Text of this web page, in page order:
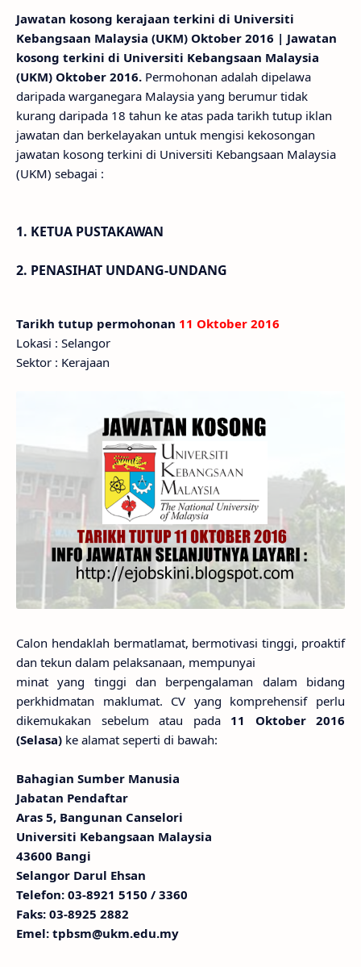
Jawatan kosong kerajaan terkini di Universiti
Kebangsaan Malaysia (UKM) Oktober 2016 | Jawatan
kosong terkini di Universiti Kebangsaan Malaysia
(UKM) Oktober 2016. Permohonan adalah dipelawa
daripada warganegara Malaysia yang berumur tidak
kurang daripada 18 tahun ke atas pada tarikh tutup iklan
jawatan dan berkelayakan untuk mengisi kekosongan
jawatan kosong terkini di Universiti Kebangsaan Malaysia
(UKM) sebagai :
1. KETUA PUSTAKAWAN
2. PENASIHAT UNDANG-UNDANG
Tarikh tutup permohonan 11 Oktober 2016
Lokasi : Selangor
Sektor : Kerajaan
Calon hendaklah bermatlamat, bermotivasi tinggi, proaktif
dan tekun dalam pelaksanaan, mempunyai
minat yang tinggi dan berpengalaman dalam bidang
perkhidmatan maklumat. CV yang komprehensif perlu
dikemukakan sebelum atau pada11 Oktober 2016
(Selasa) ke alamat seperti di bawah:
Bahagian Sumber Manusia
Jabatan Pendaftar
Aras 5, Bangunan Canselori
Universiti Kebangsaan Malaysia
43600 Bangi
Selangor Darul Ehsan
Telefon: 03-8921 5150 / 3360
Faks: 03-8925 2882
Emel: tpbsm@ukm.edu.my